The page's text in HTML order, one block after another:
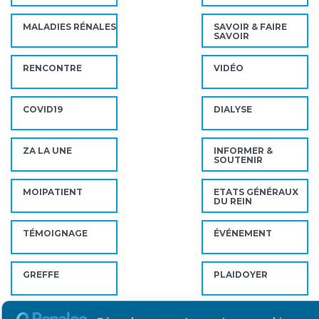
MALADIES RÉNALES
SAVOIR & FAIRE
SAVOIR
RENCONTRE VIDÉO
COVID19 DIALYSE
ZA LA UNE
INFORMER &
SOUTENIR
MOIPATIENT
ETATS GÉNÉRAUX
DU REIN
TÉMOIGNAGE ÉVÉNEMENT
GREFFE PLAIDOYER
DOCUMENT ASSOCIATION